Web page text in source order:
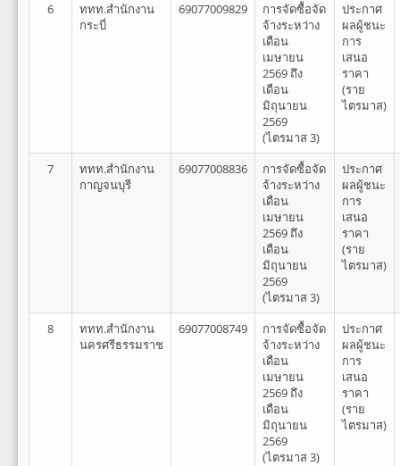
6
ททท.สำนักงาน
กระบี่
69077009829
การจัดซื้อจัด
จ้างระหว่าง
เดือน
เมษายน
2569 ถึง
เดือน
มิถุนายน
2569
(ไตรมาส 3)
ประกาศ
ผลผู้ชนะ
การ
เสนอ
ราคา
(ราย
ไตรมาส)
7
ททท.สำนักงาน
กาญจนบุรี
69077008836
การจัดซื้อจัด
จ้างระหว่าง
เดือน
เมษายน
2569 ถึง
เดือน
มิถุนายน
2569
(ไตรมาส 3)
ประกาศ
ผลผู้ชนะ
การ
เสนอ
ราคา
(ราย
ไตรมาส)
8
ททท.สำนักงาน
นครศรีธรรมราช
69077008749
การจัดซื้อจัด
จ้างระหว่าง
เดือน
เมษายน
2569 ถึง
เดือน
มิถุนายน
2569
(ไตรมาส 3)
ประกาศ
ผลผู้ชนะ
การ
เสนอ
ราคา
(ราย
ไตรมาส)